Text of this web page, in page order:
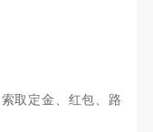
取定金、红包、路